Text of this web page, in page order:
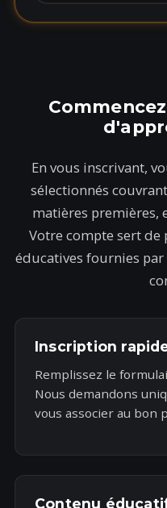
1
En vous inscrivant,
sélectionnés
matières premières,
Votre compte sert de
éducatives fournies
Inscription
Remplissez le
Nous demandons
vous associer au bon
Contenu